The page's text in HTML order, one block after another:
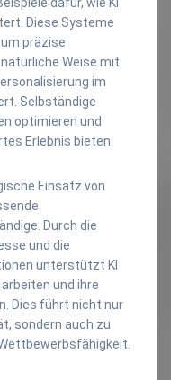
Diese Systeme
präzise
Weise mit
im
Selbständige
optimieren und
Erlebnis bieten.
Einsatz von
Durch die
und die
unterstützt KI
und ihre
Dies führt nicht nur
sondern auch zu